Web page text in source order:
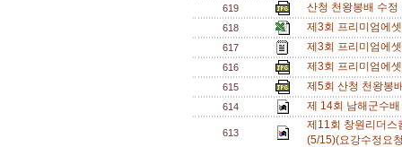
619 산청 천왕봉배 수
618 제3회 프리미엄에
617 제3회 프리미엄에
616 제3회 프리미엄에
615 제5회 산청 천왕봉
614 제 14회 남해군수
613
제11회 창원리더스
(5/15)(요강수정요